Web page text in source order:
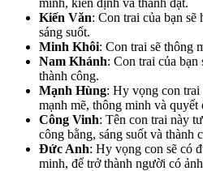
minh, kiên định và thành đạt.
Kiến Văn: Con trai của bạn sẽ
sáng suốt.
Minh Khôi: Con trai sẽ thông
Nam Khánh: Con trai của bạn
thành công.
Mạnh Hùng: Hy vọng con trai
mạnh mẽ, thông minh và quyết
Công Vinh: Tên con trai này
công bằng, sáng suốt và thành
Đức Anh: Hy vọng con sẽ có
minh, để trở thành người có